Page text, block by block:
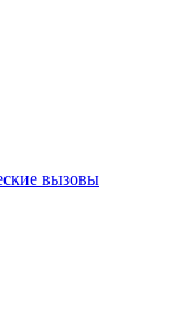
вызовы